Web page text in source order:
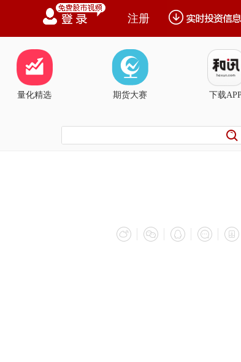
注册
量化精选 期货大赛 下载